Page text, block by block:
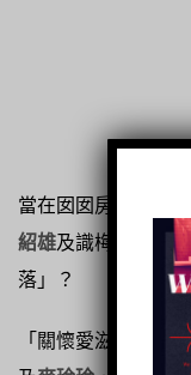
當在囡囡房內找到
紹雄及識梅花易數的
落」？
「關懷愛滋」藉12